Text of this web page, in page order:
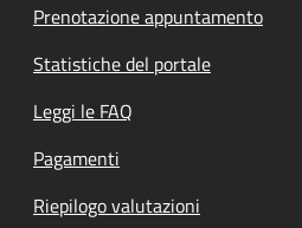
Prenotazione appuntamento
Statistiche del portale
Leggi le FAQ
Pagamenti
Riepilogo valutazioni